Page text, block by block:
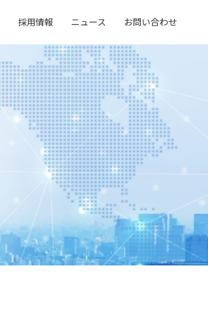
採用情報 ニュース お問い合わせ